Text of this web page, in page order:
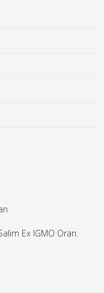
Ex IGMO Oran.